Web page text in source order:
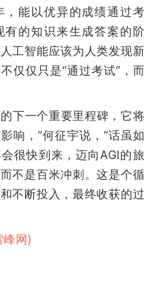
，能以优异的成绩通过考
有的知识来生成答案的阶
工智能应该为人类发现新
仅仅只是“通过考试”，而
下一个重要里程碑，它将
响，”何征宇说，“话虽如
很快到来，迈向AGI的旅
不是百米冲刺。这是个循
不断投入，最终收获的过
峰网)